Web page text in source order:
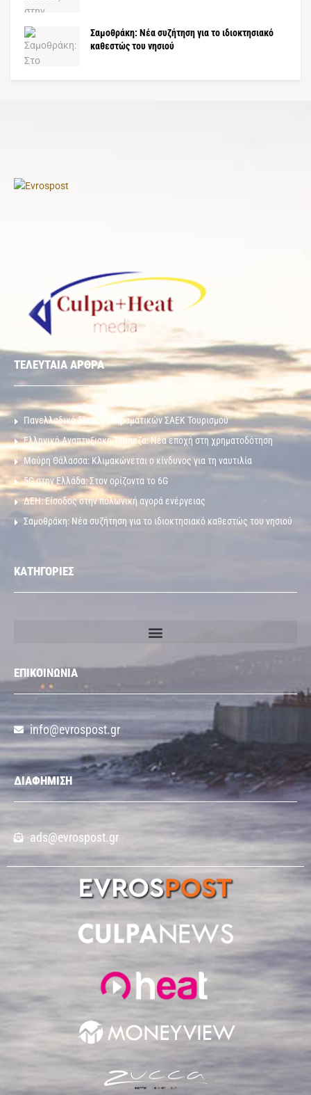
Σαμοθράκη: Νέα συζήτηση για το ιδιοκτησιακό
καθεστώς του νησιού
ΤΕΛΕΥΤΑΙΑ ΑΡΘΡΑ
Πανελλαδικό δίκτυο Πειραματικών ΣΑΕΚ Τουρισμού
Ελληνική Αναπτυξιακή Τράπεζα: Νέα εποχή στη χρηματοδότηση
Μαύρη Θάλασσα: Κλιμακώνεται ο κίνδυνος για τη ναυτιλία
5G στην Ελλάδα: Στον ορίζοντα το 6G
ΔΕΗ: Είσοδος στην πολωνική αγορά ενέργειας
Σαμοθράκη: Νέα συζήτηση για το ιδιοκτησιακό καθεστώς του νησιού
ΚΑΤΗΓΟΡΙΕΣ
ΕΠΙΚΟΙΝΩΝΙΑ
info@evrospost.gr
ΔΙΑΦΗΜΙΣΗ
ads@evrospost.gr